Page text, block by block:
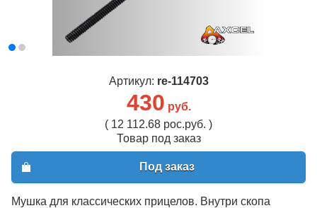
Артикул: re-114703
430 руб.
( 12 112.68 рос.руб. )
Товар под заказ
Под заказ
Мушка для классических прицелов. Внутри скопа